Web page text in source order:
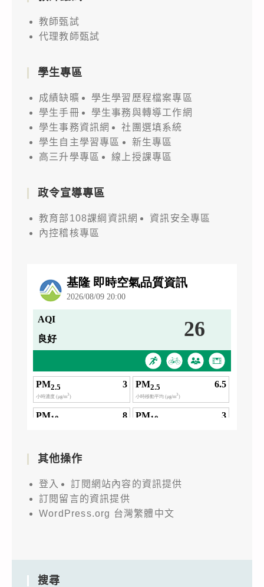
教師甄試
代理教師甄試
學生專區
成績缺曠
學生學習歷程檔案專區
學生手冊
學生事務與轉導工作網
學生事務資訊網
社團選填系統
學生自主學習專區
新生專區
高三升學專區
線上授課專區
政令宣導專區
教育部108課綱資訊網
資訊安全專區
內控稽核專區
其他操作
登入
訂閱網站內容的資訊提供
訂閱留言的資訊提供
WordPress.org 台灣繁體中文
搜尋